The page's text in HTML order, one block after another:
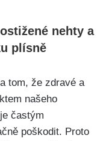
⁣nehty a
plísně
tom, že zdravé a
našeho
častým
poškodit. Proto